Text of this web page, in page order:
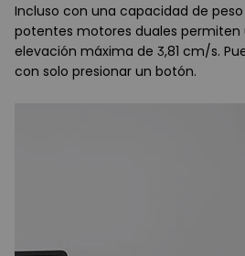
Incluso con una capacidad de peso
potentes motores duales permiten
elevación máxima de 3,81 cm/s.
con solo presionar un botón.